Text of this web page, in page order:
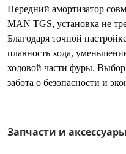
Передний амортизатор
MAN TGS, установка не
Благодаря точной
плавность хода,
ходовой части фуры.
забота о безопасности и
Запчасти и аксессуары